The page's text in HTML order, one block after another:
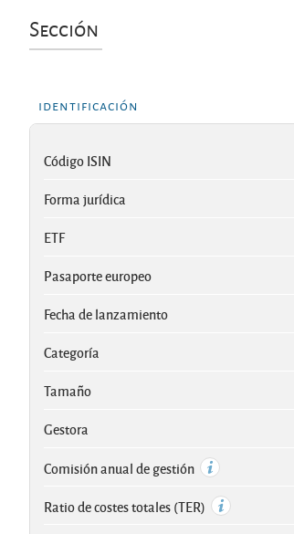
Sección
identificación
Código ISIN
Forma jurídica
ETF
Pasaporte europeo
Fecha de lanzamiento
Categoría
Tamaño
Gestora
Comisión anual de gestión
Ratio de costes totales (TER)